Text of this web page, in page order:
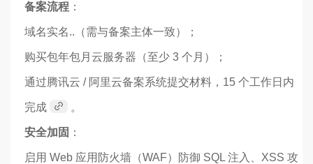
备案流程 ：
域名实名..（需与备案主体一致）；
购买包年包月云服务器（至少 3 个月）；
通过腾讯云 / 阿里云备案系统提交材料，15 个工作日内
完成 。
安全加固 ：
启用 Web 应用防火墙（WAF）防御 SQL 注入、XSS 攻